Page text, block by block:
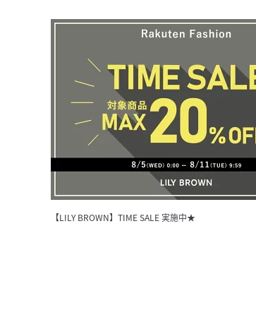
【LILY BROWN】TIME SALE 実施中★